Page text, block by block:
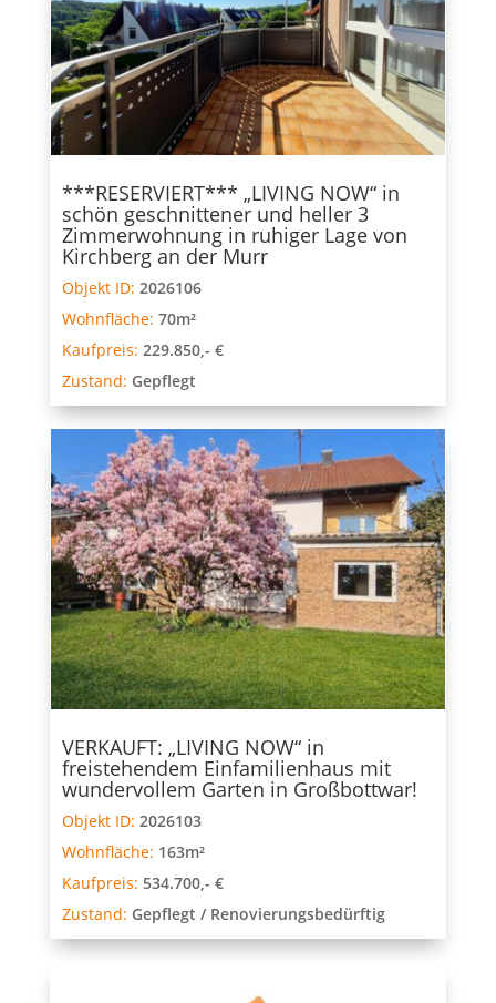
***RESERVIERT*** „LIVING NOW“ in
schön geschnittener und heller 3
Zimmerwohnung in ruhiger Lage von
Kirchberg an der Murr
Objekt ID: 2026106
Wohnfläche: 70m²
Kaufpreis: 229.850,- €
Zustand: Gepflegt
VERKAUFT: „LIVING NOW“ in
freistehendem Einfamilienhaus mit
wundervollem Garten in Großbottwar!
Objekt ID: 2026103
Wohnfläche: 163m²
Kaufpreis: 534.700,- €
Zustand: Gepflegt / Renovierungsbedürftig